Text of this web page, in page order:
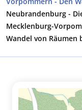
Neubrandenburg -
Mecklenburg-
Wandel von Räumen